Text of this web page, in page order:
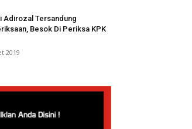
Adirozal Tersandung
Besok Di Periksa KPK
2019